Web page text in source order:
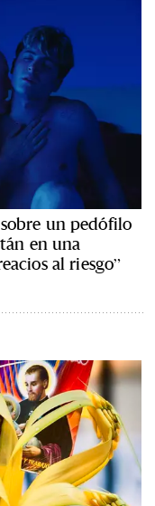
un pedófilo
en una
al riesgo”